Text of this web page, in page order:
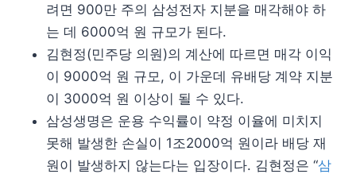
려면 900만 주의 삼성전자 지분을 매각해야 하
는 데 6000억 원 규모가 된다.
김현정(민주당 의원)의 계산에 따르면 매각 이익
이 9000억 원 규모, 이 가운데 유배당 계약 지분
이 3000억 원 이상이 될 수 있다.
삼성생명은 운용 수익률이 약정 이율에 미치지
못해 발생한 손실이 1조2000억 원이라 배당 재
원이 발생하지 않는다는 입장이다. 김현정은 “삼